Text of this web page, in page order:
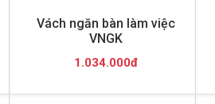
Vách ngăn bàn làm việc
VNGK
1.034.000đ